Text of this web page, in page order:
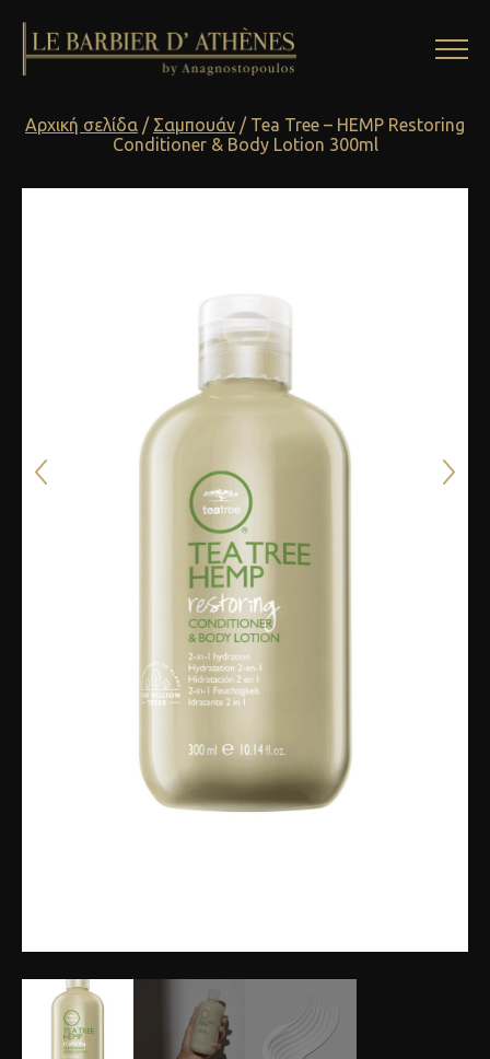
Αρχική σελίδα / Σαμπουάν / Tea Tree – HEMP Restoring
Conditioner & Body Lotion 300ml